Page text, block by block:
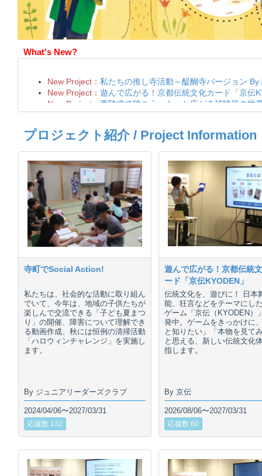
What's New?
プロジェクト紹介 / Project Information
寺町でSocial Action!
私たちは、社会的な活動に取り組ん
でいて、今年は、地域の子供たちが
楽しんで交流できる「子ども夏まつ
り」の開催、障害について理解でき
る動画作成、秋には恒例の清掃活動
「ハロウィンチャレンジ」を実施し
ます。
By ジュニアリーダーズクラブ
2024/04/06〜2027/03/31
応援数 132
遊んで広がる！京都伝統
ード「京伝KYODEN」
伝統文化を、遊びに！ 日本
能、狂言などをテーマにし
ゲーム「京伝（KYODEN）
発中。ゲームをきっかけに
と知りたい」「本物を見て
と思える、新しい伝統文化
指します。
By 京伝
2026/08/06〜2027/03/31
応援数 60